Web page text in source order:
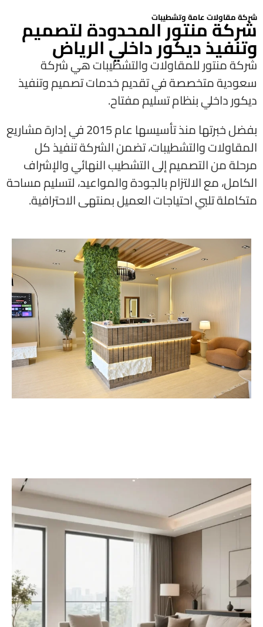
شركة مقاولات عامة وتشطيبات
شركة منتور المحدودة لتصميم
وتنفيذ ديكور داخلي الرياض
شركة منتور للمقاولات والتشطيبات هي شركة
سعودية متخصصة في تقديم خدمات تصميم وتنفيذ
ديكور داخلي بنظام تسليم مفتاح.
بفضل خبرتها منذ تأسيسها عام 2015 في إدارة مشاريع
المقاولات والتشطيبات، تضمن الشركة تنفيذ كل
مرحلة من التصميم إلى التشطيب النهائي والإشراف
الكامل، مع الالتزام بالجودة والمواعيد، لتسليم مساحة
متكاملة تلبي احتياجات العميل بمنتهى الاحترافية.